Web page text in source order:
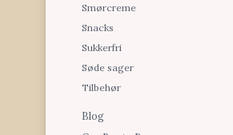
Smørcreme
Snacks
Sukkerfri
Søde sager
Tilbehør
Blog